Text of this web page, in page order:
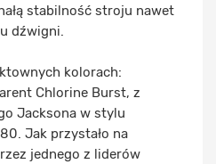
stabilność stroju nawet
dźwigni.
kolorach:
Chlorine Burst, z
Jacksona w stylu
Jak przystało na
jednego z liderów